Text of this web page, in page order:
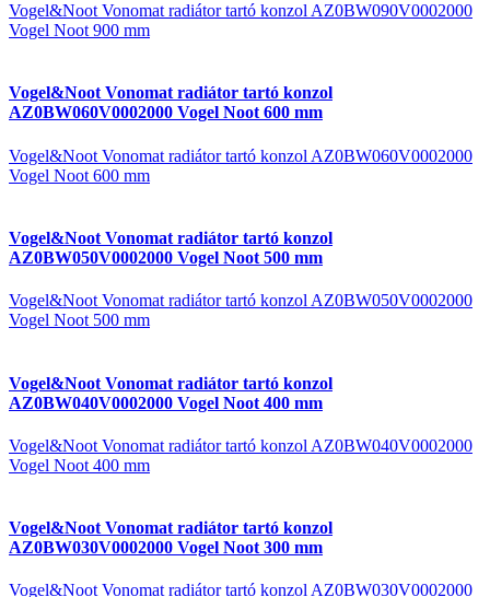
Vogel&Noot Vonomat radiátor tartó konzol AZ0BW090V0002000
Vogel Noot 900 mm
Vogel&Noot Vonomat radiátor tartó konzol
AZ0BW060V0002000 Vogel Noot 600 mm
Vogel&Noot Vonomat radiátor tartó konzol AZ0BW060V0002000
Vogel Noot 600 mm
Vogel&Noot Vonomat radiátor tartó konzol
AZ0BW050V0002000 Vogel Noot 500 mm
Vogel&Noot Vonomat radiátor tartó konzol AZ0BW050V0002000
Vogel Noot 500 mm
Vogel&Noot Vonomat radiátor tartó konzol
AZ0BW040V0002000 Vogel Noot 400 mm
Vogel&Noot Vonomat radiátor tartó konzol AZ0BW040V0002000
Vogel Noot 400 mm
Vogel&Noot Vonomat radiátor tartó konzol
AZ0BW030V0002000 Vogel Noot 300 mm
Vogel&Noot Vonomat radiátor tartó konzol AZ0BW030V0002000